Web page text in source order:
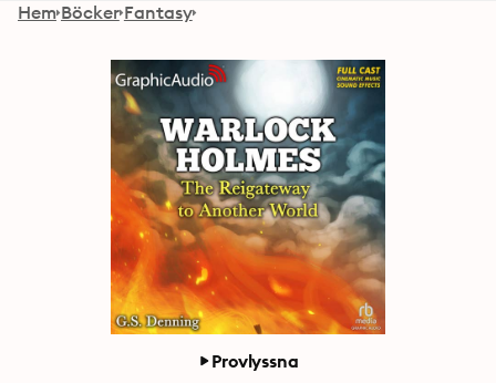
Hem Böcker Fantasy
Provlyssna